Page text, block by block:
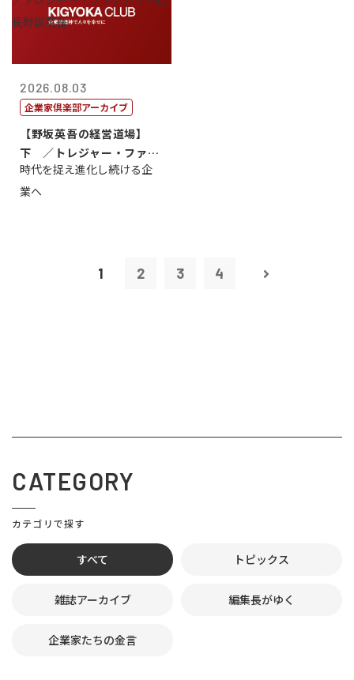
2026.08.03
企業家倶楽部アーカイブ
【野坂英吾の経営道場】
下 ／トレジャー・ファク
トリー社長野坂...
時代を捉え進化し続ける企
業へ
1 2 3 4
CATEGORY
カテゴリで探す
すべて トピックス
雑誌アーカイブ 編集長がゆく
企業家たちの金言